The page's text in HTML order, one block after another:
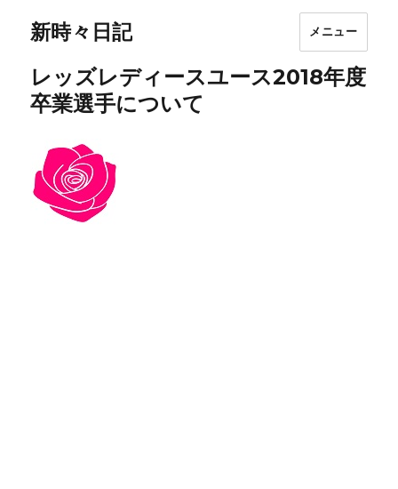
新時々日記 メニュー
レッズレディースユース2018年度
卒業選手について